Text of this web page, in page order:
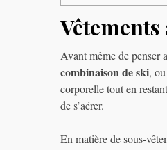
Avant même de penser
combinaison de ski,
corporelle tout en
de s’aérer.
En matière de sous-